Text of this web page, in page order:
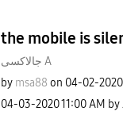
the mobile is
جالاكسى A
by msa88 on ‎04-02-2020
‎04-03-202011:00 AM by